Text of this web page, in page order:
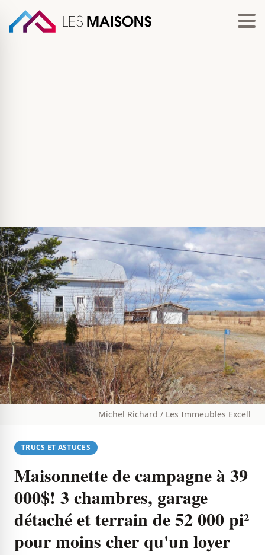
Michel Richard / Les Immeubles Excell
TRUCS ET ASTUCES
Maisonnette de campagne à 39
000$! 3 chambres, garage
détaché et terrain de 52 000 pi²
pour moins cher qu'un loyer